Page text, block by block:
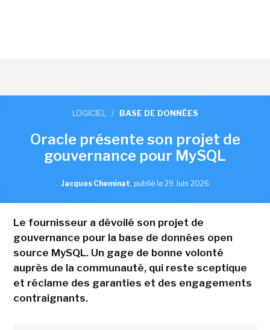
LOGICIEL / BASE DE DONNÉES
Oracle présente son projet de
gouvernance pour MySQL
Jacques Cheminat, publié le 29 Juin 2026
Le fournisseur a dévoilé son projet de
gouvernance pour la base de données open
source MySQL. Un gage de bonne volonté
auprès de la communauté, qui reste sceptique
et réclame des garanties et des engagements
contraignants.